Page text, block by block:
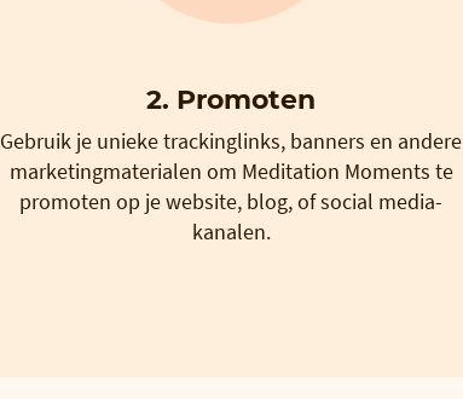
2. Promoten
Gebruik je unieke trackinglinks, banners en andere
marketingmaterialen om Meditation Moments te
promoten op je website, blog, of social media-
kanalen.